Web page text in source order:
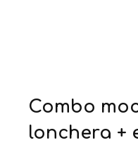
combo mochila/morral +
lonchera +